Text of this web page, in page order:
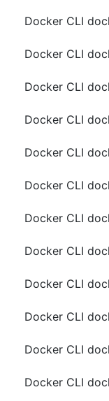
Docker CLI
Docker CLI
Docker CLI
Docker CLI
Docker CLI
Docker CLI
Docker CLI
Docker CLI
Docker CLI
Docker CLI
Docker CLI
Docker CLI